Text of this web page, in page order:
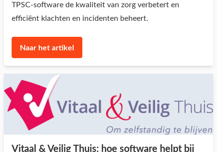
TPSC-software de kwaliteit van zorg verbetert en
efficiënt klachten en incidenten beheert.
Naar het artikel
Vitaal & Veilig Thuis: hoe software helpt bij